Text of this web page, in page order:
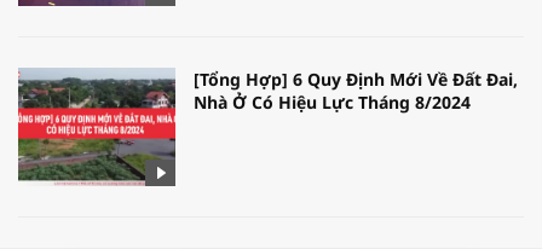
[Tổng Hợp] 6 Quy Định Mới Về Đất Đai,
Nhà Ở Có Hiệu Lực Tháng 8/2024